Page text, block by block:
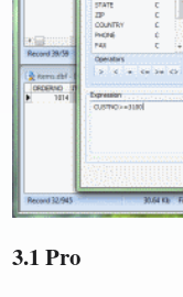
3.1 Pro